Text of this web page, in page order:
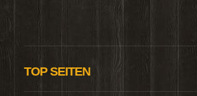
TOP SEITEN